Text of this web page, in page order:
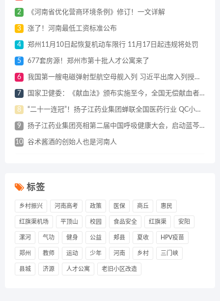
2 《河南省优化营商环境条例》修订！一文详解
3 涨了！河南最低工资标准公布
4 郑州11月10日起恢复机动车限行 11月17日起违规将处罚
5 677套房源！郑州市第十批人才公寓来了
6 我国第一艘电磁弹射型航空母舰入列 习近平出席入列授旗仪式并登舰视察
7 国家卫健委：《献血法》颁布实施至今，全国无偿献血者达1.4亿人
8 “二十一连冠”！扬子江药业集团蝉联全国医药行业 QC小组成果发表一等奖总数冠军
9 扬子江药业集团亮相第二届中国呼吸健康大会，启动蓝芩口服液循证研究战略合作
10 谷术酱酒的创始人也是河南人
标签
乡村振兴 河南高考 政策 医保 商丘 惠民
红旗渠机场 平顶山 校园 食品安全 红旗渠 安阳
漯河 气功 健身 公益 郏县 夏收 HPV疫苗
郑州 教师 运动 少年 河南 乡村 三门峡
县城 济源 人才公寓 老旧小区改造